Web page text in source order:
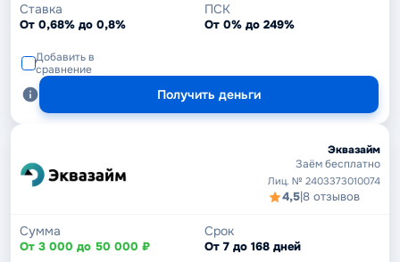
Ставка
От 0,68% до 0,8%
ПСК
От 0% до 249%
Добавить в
сравнение
Получить деньги
Эквазайм
Заём бесплатно
Лиц. № 2403373010074
4,5|8 отзывов
Сумма
От 3 000 до 50 000 ₽
Срок
От 7 до 168 дней